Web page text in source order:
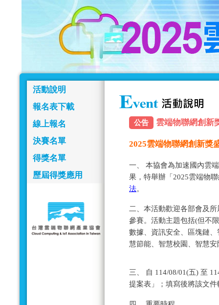
活動說明
報名表下載
線上報名
決賽名單
得獎名單
歷屆得獎應用
公告 雲端物聯網創新
2025雲端物聯網創新獎
一、 本協會為加速國內雲
果，特舉辦「2025雲端物
法。
二、本活動歡迎各部會及
參賽。活動主題包括(但不
數據、資訊安全、區塊鏈
慧節能、智慧校園、智慧
三、 自 114/08/01(五) 至
提案表」；填寫後將該文